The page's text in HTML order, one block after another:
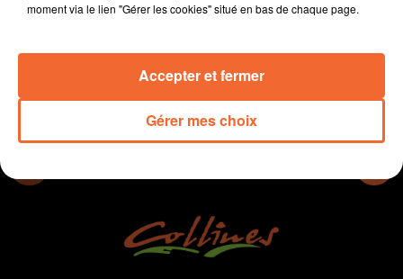
moment via le lien "Gérer les cookies" situé en bas de chaque page.
Gérer mes choix
Accepter et fermer